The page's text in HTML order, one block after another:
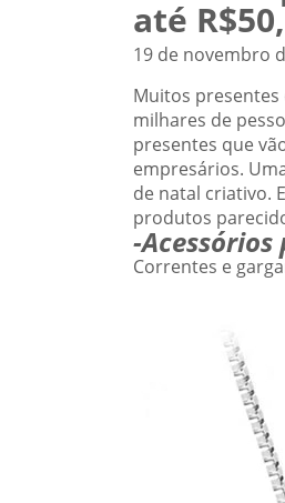
até
19 de novembro
Muitos presentes
milhares de
presentes que
empresários.
de natal criativo.
produtos
-
Correntes e